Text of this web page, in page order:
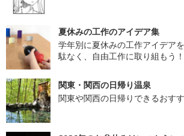
夏休みの工作のアイデア集
学年別に夏休みの工作アイデア
駄なく、自由工作に取り組もう！
関東・関西の日帰り温泉
関東や関西の日帰りできるおす